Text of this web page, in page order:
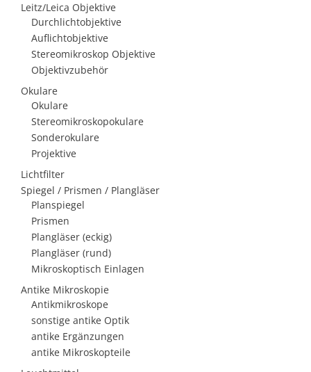
Leitz/Leica Objektive
Durchlichtobjektive
Auflichtobjektive
Stereomikroskop Objektive
Objektivzubehör
Okulare
Okulare
Stereomikroskopokulare
Sonderokulare
Projektive
Lichtfilter
Spiegel / Prismen / Plangläser
Planspiegel
Prismen
Plangläser (eckig)
Plangläser (rund)
Mikroskoptisch Einlagen
Antike Mikroskopie
Antikmikroskope
sonstige antike Optik
antike Ergänzungen
antike Mikroskopteile